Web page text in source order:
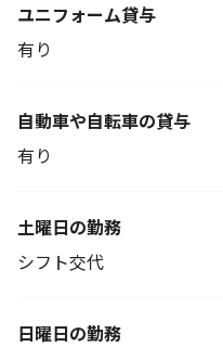
ユニフォーム貸与
有り
自動車や自転車の貸与
有り
土曜日の勤務
シフト交代
日曜日の勤務